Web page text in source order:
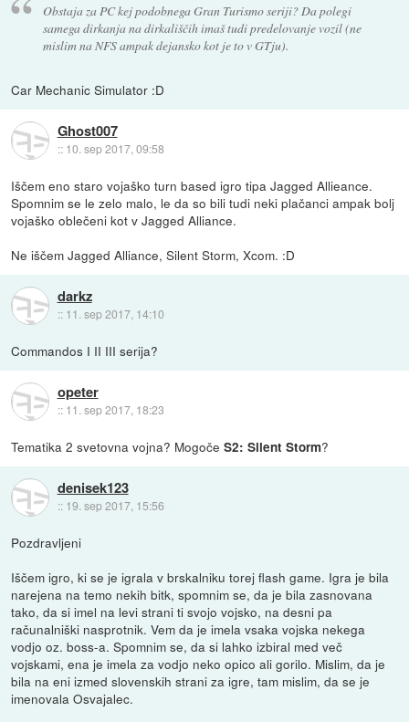
Obstaja za PC kej podobnega Gran Turismo seriji? Da polegi
samega dirkanja na dirkališčih imaš tudi predelovanje vozil (ne
mislim na NFS ampak dejansko kot je to v GTju).
Car Mechanic Simulator :D
Ghost007
:: 10. sep 2017, 09:58
Iščem eno staro vojaško turn based igro tipa Jagged Allieance.
Spomnim se le zelo malo, le da so bili tudi neki plačanci ampak bolj
vojaško oblečeni kot v Jagged Alliance.
Ne iščem Jagged Alliance, Silent Storm, Xcom. :D
darkz
:: 11. sep 2017, 14:10
Commandos I II III serija?
opeter
:: 11. sep 2017, 18:23
Tematika 2 svetovna vojna? MogočeS2: Silent Storm?
denisek123
:: 19. sep 2017, 15:56
Pozdravljeni
Iščem igro, ki se je igrala v brskalniku torej flash game. Igra je bila
narejena na temo nekih bitk, spomnim se, da je bila zasnovana
tako, da si imel na levi strani ti svojo vojsko, na desni pa
računalniški nasprotnik. Vem da je imela vsaka vojska nekega
vodjo oz. boss-a. Spomnim se, da si lahko izbiral med več
vojskami, ena je imela za vodjo neko opico ali gorilo. Mislim, da je
bila na eni izmed slovenskih strani za igre, tam mislim, da se je
imenovala Osvajalec.